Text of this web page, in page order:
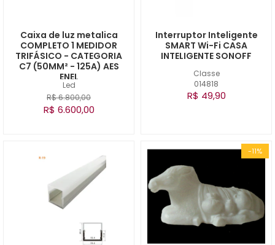
Led
Caixa de luz metalica
COMPLETO 1 MEDIDOR
TRIFÁSICO - CATEGORIA
C7 (50MM² - 125A) AES
ENEL
R$ 6.800,00
R$ 6.600,00
Classe
014818
Interruptor Inteligente
SMART Wi-Fi CASA
INTELIGENTE SONOFF
R$ 49,90
-11%